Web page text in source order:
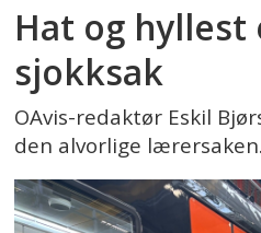
Hat og
sjokksak
OAvis-redaktør Eskil
den alvorlige lærersaken.